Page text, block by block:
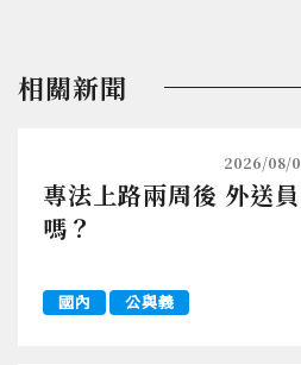
相關新聞
2026/08/
專法上路兩周後 外送
嗎？
國內 公與義